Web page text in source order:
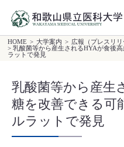
HOME > 大学案内 > 広報（プレスリリ
> 乳酸菌等から産生されるHYAが食後
ラットで発見
乳酸菌等から産生
糖を改善できる可
ルラットで発見